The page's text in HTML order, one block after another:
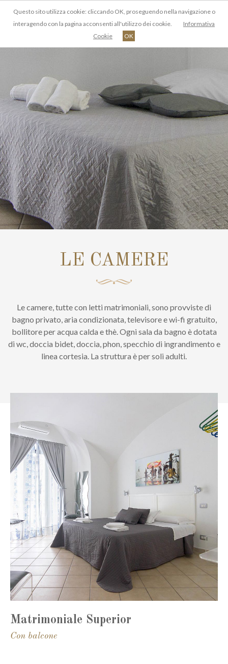
IT
LE CAMERE
Le camere, tutte con letti matrimoniali, sono provviste di
bagno privato, aria condizionata, televisore e wi-fi gratuito,
bollitore per acqua calda e thè. Ogni sala da bagno è dotata
di wc, doccia bidet, doccia, phon, specchio di ingrandimento e
linea cortesia. La struttura è per soli adulti.
Matrimoniale Superior
Con balcone
Questo sito utilizza cookie: cliccando OK, proseguendo nella navigazione o
interagendo con la pagina acconsenti all'utilizzo dei cookie.
Informativa
Cookie
OK